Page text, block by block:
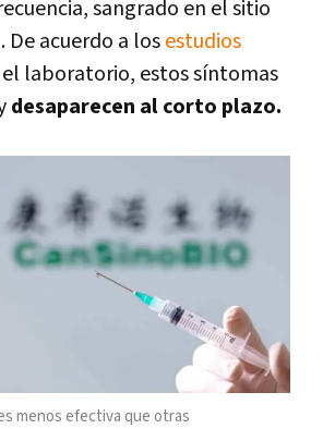
sangrado en el sitio
De acuerdo a losestudios
laboratorio, estos síntomas
desaparecen al corto plazo.
menos efectiva que otras